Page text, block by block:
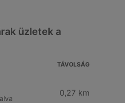
üzletek a
TÁVOLSÁG
0,27 km